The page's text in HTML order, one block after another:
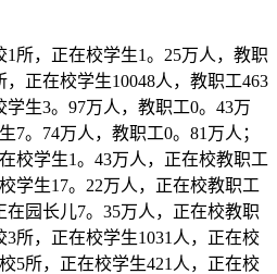
，正在校学生1。25万人，教职
正在校学生10048人，教职工463
生3。97万人，教职工0。43万
7。74万人，教职工0。81万人；
校学生1。43万人，正在校教职工
学生17。22万人，正在校教职工
在园长儿7。35万人，正在校教职
3所，正在校学生1031人，正在校
5所，正在校学生421人，正在校